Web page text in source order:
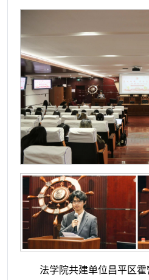
法学院共建单位昌平区